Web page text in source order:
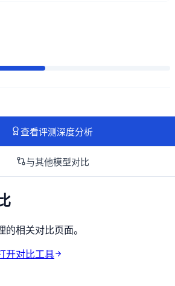
查看评测深度分析
与其他模型对比
的相关对比页面。
开对比工具